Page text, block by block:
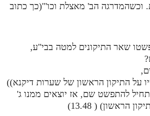
וכשהמדרגה הב' מאצלת וכו"'(כך כתוב
שאר התיקונים למטה בבי"ע,
על התיקון הראשון של שערות דיקנא))
להתפשט שם, אז יוצאים ממנו ג'
הראשון) ( 13.48)